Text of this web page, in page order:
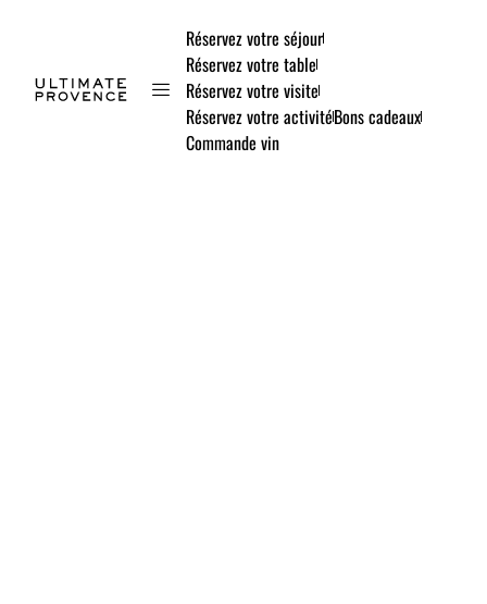
Réservez votre séjour
Réservez votre table
Réservez votre visite
Réservez votre activitéBons cadeaux
Commande vin